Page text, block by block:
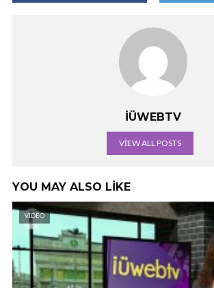
İÜWEBTV
VIEW ALL POSTS
YOU MAY ALSO LIKE
VIDEO